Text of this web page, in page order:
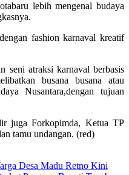
lebih mengenal budaya
fashion karnaval kreatif
seni atraksi karnaval berbasis
busana busana atau
Nusantara,dengan tujuan
juga Forkopimda, Ketua TP
tamu undangan. (red)
Desa Madu Retno Kini